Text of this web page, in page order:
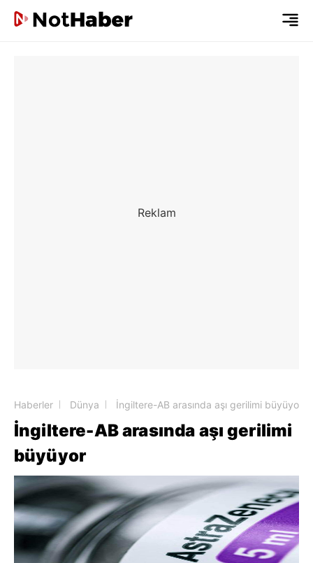
Haberler Dünya İngiltere-AB arasında aşı gerilimi büyüyor
İngiltere-AB arasında aşı gerilimi
büyüyor